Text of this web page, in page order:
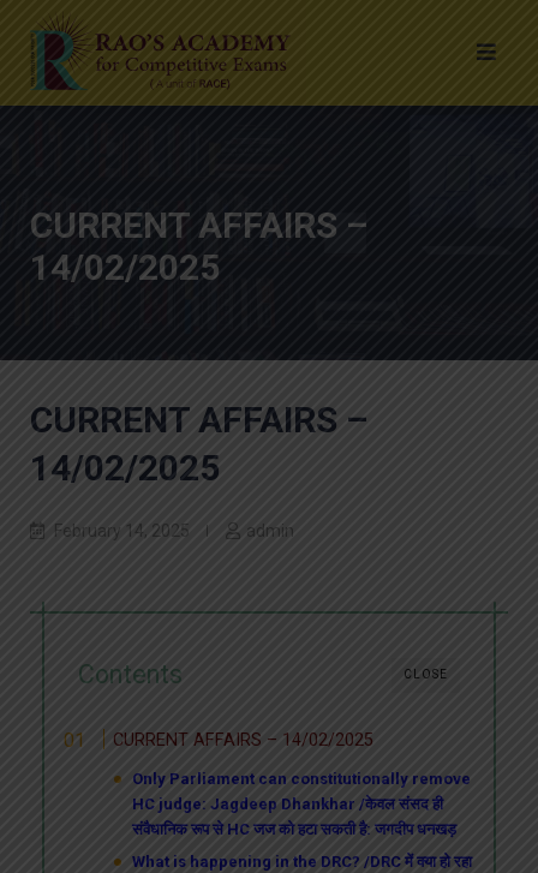
CURRENT AFFAIRS –
14/02/2025
CURRENT AFFAIRS –
14/02/2025
February 14, 2025 admin
CLOSE
Contents
CURRENT AFFAIRS – 14/02/2025
Only Parliament can constitutionally remove
HC judge: Jagdeep Dhankhar /केवल संसद ही
संवैधानिक रूप से HC जज को हटा सकती है: जगदीप धनखड़
What is happening in the DRC? /DRC में क्या हो रहा